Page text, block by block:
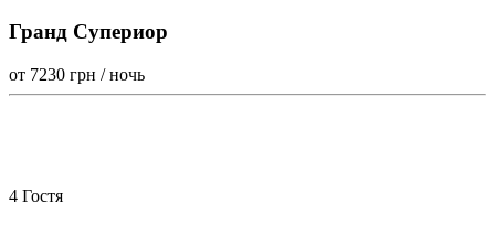
Гранд Супериор
от 7230 грн / ночь
4 Гостя